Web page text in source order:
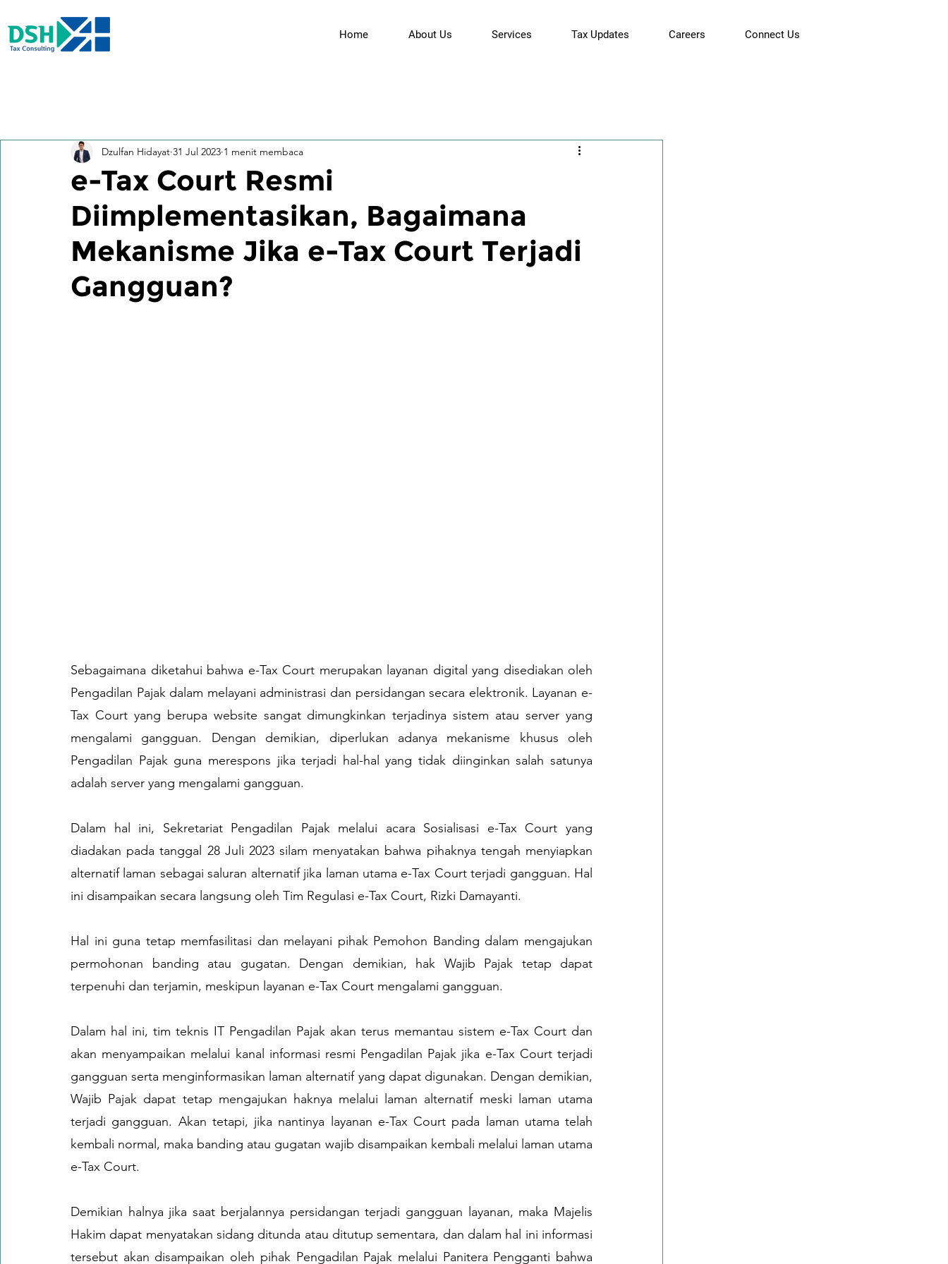
Home About Us Services Tax Updates Careers Connect Us
e-Tax Court Resmi
Diimplementasikan, Bagaimana
Mekanisme Jika e-Tax Court Terjadi
Gangguan?
Dzulfan Hidayat 31 Jul 2023 1 menit membaca
Sebagaimana diketahui bahwa e-Tax Court merupakan layanan digital yang disediakan oleh
Pengadilan Pajak dalam melayani administrasi dan persidangan secara elektronik. Layanan e-
Tax Court yang berupa website sangat dimungkinkan terjadinya sistem atau server yang
mengalami gangguan. Dengan demikian, diperlukan adanya mekanisme khusus oleh
Pengadilan Pajak guna merespons jika terjadi hal-hal yang tidak diinginkan salah satunya
adalah server yang mengalami gangguan.
Dalam hal ini, Sekretariat Pengadilan Pajak melalui acara Sosialisasi e-Tax Court yang
diadakan pada tanggal 28 Juli 2023 silam menyatakan bahwa pihaknya tengah menyiapkan
alternatif laman sebagai saluran alternatif jika laman utama e-Tax Court terjadi gangguan. Hal
ini disampaikan secara langsung oleh Tim Regulasi e-Tax Court, Rizki Damayanti.
Hal ini guna tetap memfasilitasi dan melayani pihak Pemohon Banding dalam mengajukan
permohonan banding atau gugatan. Dengan demikian, hak Wajib Pajak tetap dapat
terpenuhi dan terjamin, meskipun layanan e-Tax Court mengalami gangguan.
Dalam hal ini, tim teknis IT Pengadilan Pajak akan terus memantau sistem e-Tax Court dan
akan menyampaikan melalui kanal informasi resmi Pengadilan Pajak jika e-Tax Court terjadi
gangguan serta menginformasikan laman alternatif yang dapat digunakan. Dengan demikian,
Wajib Pajak dapat tetap mengajukan haknya melalui laman alternatif meski laman utama
terjadi gangguan. Akan tetapi, jika nantinya layanan e-Tax Court pada laman utama telah
kembali normal, maka banding atau gugatan wajib disampaikan kembali melalui laman utama
e-Tax Court.
Demikian halnya jika saat berjalannya persidangan terjadi gangguan layanan, maka Majelis
Hakim dapat menyatakan sidang ditunda atau ditutup sementara, dan dalam hal ini informasi
tersebut akan disampaikan oleh pihak Pengadilan Pajak melalui Panitera Pengganti bahwa